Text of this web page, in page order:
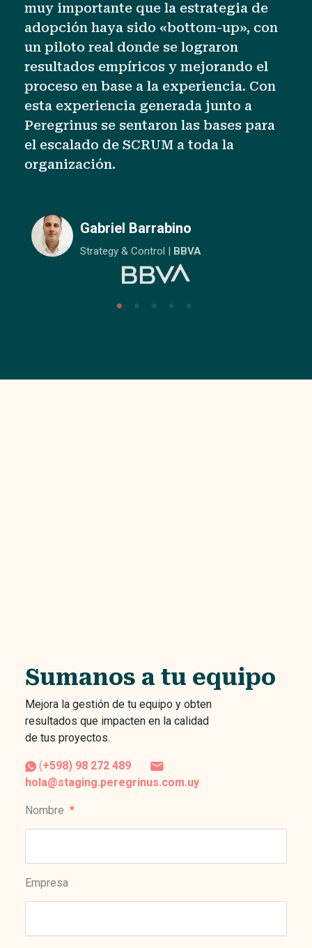
muy importante que la estrategia de
adopción haya sido «bottom-up», con
un piloto real donde se lograron
resultados empíricos y mejorando el
proceso en base a la experiencia. Con
esta experiencia generada junto a
Peregrinus se sentaron las bases para
el escalado de SCRUM a toda la
organización.
Gabriel Barrabino
Strategy & Control | BBVA
Sumanos a tu equipo
Mejora la gestión de tu equipo y obten
resultados que impacten en la calidad
de tus proyectos.
(+598) 98 272 489
hola@staging.peregrinus.com.uy
Nombre *
Empresa